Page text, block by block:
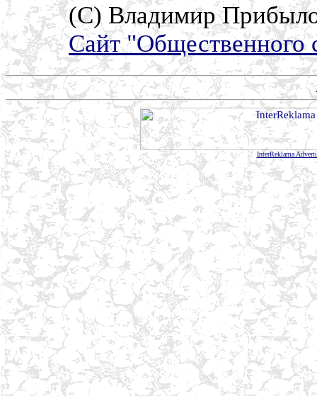
(C) Владимир
Сайт "Общественного
InterReklama